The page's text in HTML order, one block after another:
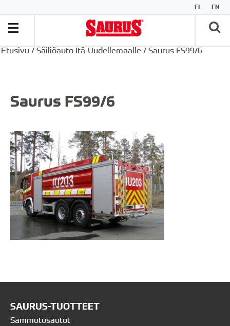
FI EN
Etusivu / Säiliöauto Itä-Uudellemaalle / Saurus FS99/6
Saurus FS99/6
SAURUS-TUOTTEET
Sammutusautot